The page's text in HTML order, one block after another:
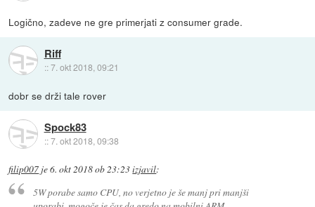
Logično, zadeve ne gre primerjati z consumer grade.
Riff
::7. okt 2018, 09:21
dobr se drži tale rover
Spock83
::7. okt 2018, 09:38
filip007 je6. okt 2018 ob 23:23izjavil:
5W porabe samo CPU, no verjetno je še manj pri manjši